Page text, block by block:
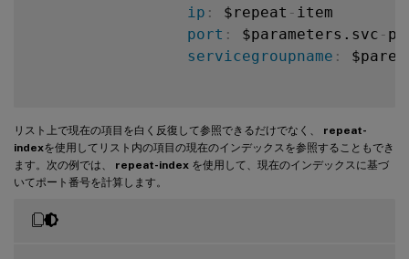
ip : $repeat - item
port : $parameters.svc -
servicegroupname :
リスト上で現在の項目を白く反復して参照できるだけでなく、 repeat-
indexを使用してリスト内の項目の現在のインデックスを参照することもでき
ます。次の例では、 repeat-index を使用して、現在のインデックスに基づ
いてポート番号を計算します。